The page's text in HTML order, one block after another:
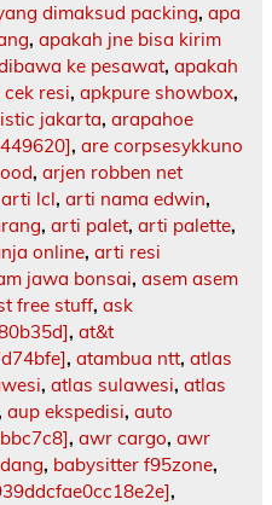
dimaksud packing, apa
, apakah jne bisa kirim
ke pesawat, apakah
resi, apkpure showbox,
jakarta, arapahoe
, are corpsesykkuno
, arjen robben net
arti lcl, arti nama edwin,
, arti palet, arti palette,
online, arti resi
jawa bonsai, asem asem
free stuff, ask
, at&t
, atambua ntt, atlas
, atlas sulawesi, atlas
aup ekspedisi, auto
, awr cargo, awr
, babysitter f95zone,
,